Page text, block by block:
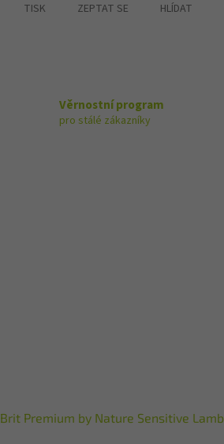
TISK ZEPTAT SE HLÍDAT
Věrnostní program
pro stálé zákazníky
Brit Premium by Nature Sensitive Lamb